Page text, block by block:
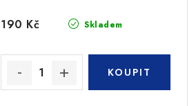
Skladem
190 Kč